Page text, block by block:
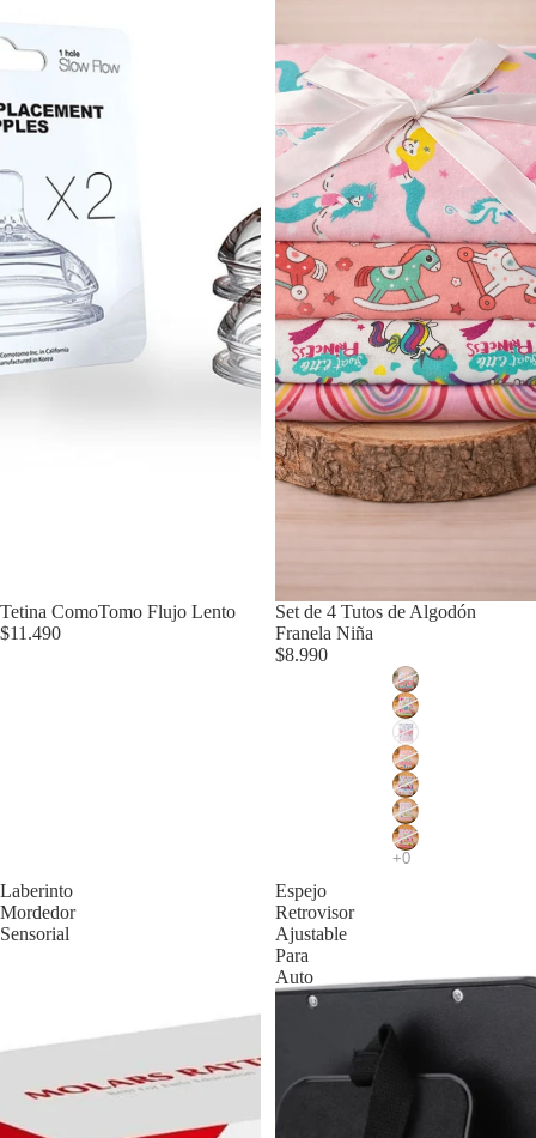
Agotado
Tetina ComoTomo Flujo Lento
$11.490
Agotado
Set de 4 Tutos de Algodón
Franela Niña
$8.990
Laberinto
Mordedor
Sensorial
Espejo
Retrovisor
Ajustable
Para
Auto